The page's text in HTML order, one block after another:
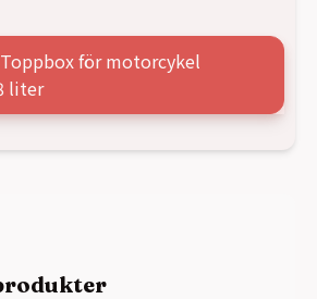
för motorcykel
liter